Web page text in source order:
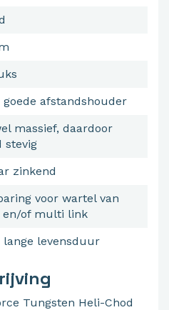
goede afstandshouder
massief, daardoor
stevig
zinkend
voor wartel van
en/of multi link
lange levensduur
Tungsten Heli-Chod